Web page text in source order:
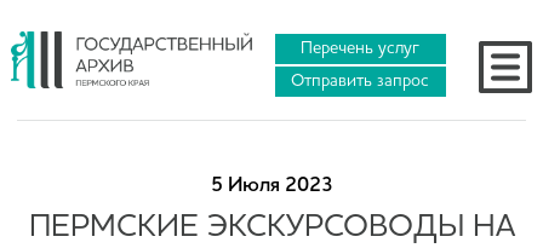
Перечень услуг
Отправить запрос
5 Июля 2023
ПЕРМСКИЕ ЭКСКУРСОВОДЫ НА